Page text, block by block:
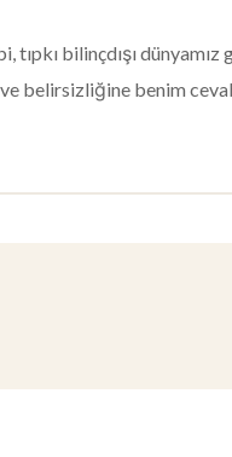
tıpkı bilinçdışı
belirsizliğine benim